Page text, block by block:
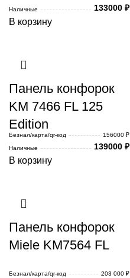
Наличные
133000 ₽
В корзину
Панель конфорок
KM 7466 FL 125
Edition
Безнал/карта/qr-код
156000 ₽
Наличные
139000 ₽
В корзину
Панель конфорок
Miele KM7564 FL
Безнал/карта/qr-код
203 000 ₽